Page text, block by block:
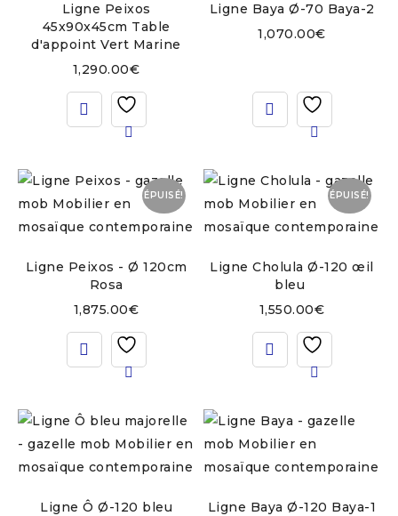
Ligne Peixos
45x90x45cm Table
d'appoint Vert Marine
1,290.00€
Ligne Baya Ø-70 Baya-2
1,070.00€
ÉPUISÉ!
Ligne Peixos - Ø 120cm
Rosa
1,875.00€
ÉPUISÉ!
Ligne Cholula Ø-120 œil
bleu
1,550.00€
Ligne Ô Ø-120 bleu Ligne Baya Ø-120 Baya-1